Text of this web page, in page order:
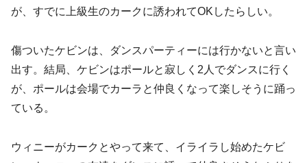
が、すでに上級生のカークに誘われてOKしたらしい。
傷ついたケビンは、ダンスパーティーには行かないと言い
出す。結局、ケビンはポールと寂しく2人でダンスに行く
が、ポールは会場でカーラと仲良くなって楽しそうに踊っ
ている。
ウィニーがカークとやって来て、イライラし始めたケビ